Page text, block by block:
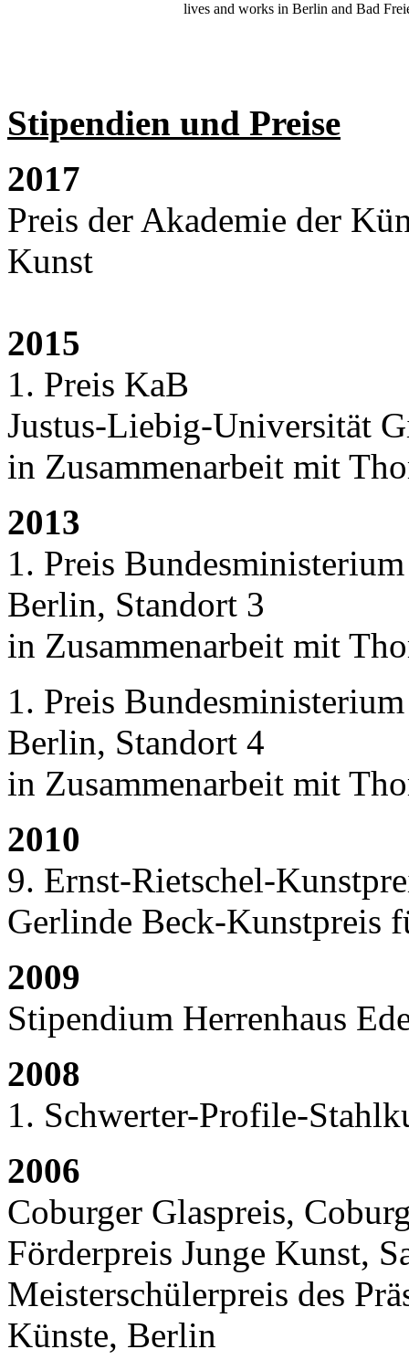
lives and works in Berlin and Bad
Stipendien und Preise
2017
Preis der Akademie der
Kunst
2015
1. Preis KaB
Justus-Liebig-Universität
in Zusammenarbeit mit
2013
1. Preis
Berlin, Standort 3
in Zusammenarbeit mit
1. Preis
Berlin, Standort 4
in Zusammenarbeit mit
2010
9. Ernst-Rietschel-
Gerlinde Beck-Kunstpreis
2009
Stipendium Herrenhaus
2008
1. Schwerter-Profile-
2006
Coburger Glaspreis,
Förderpreis Junge Kunst,
Meisterschülerpreis des
Künste, Berlin